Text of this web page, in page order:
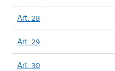
Art. 28
Art. 29
Art. 30